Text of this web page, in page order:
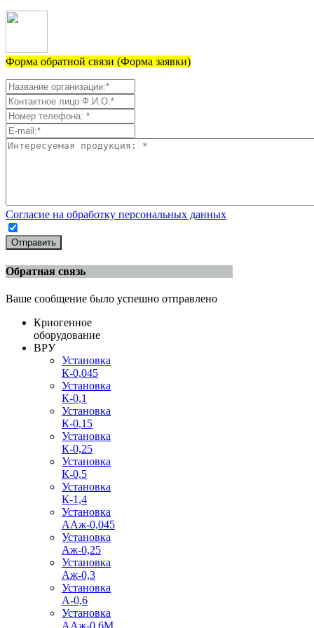
Форма обратной связи (Форма заявки)
Согласие на обработку персональных данных
Отправить
Обратная связь
Ваше сообщение было успешно отправлено
Криогенное
оборудование
ВРУ
Установка
К-0,045
Установка
К-0,1
Установка
К-0,15
Установка
К-0,25
Установка
К-0,5
Установка
К-1,4
Установка
ААж-0,045
Установка
Аж-0,25
Установка
Аж-0,3
Установка
А-0,6
Установка
ААж-0,6М